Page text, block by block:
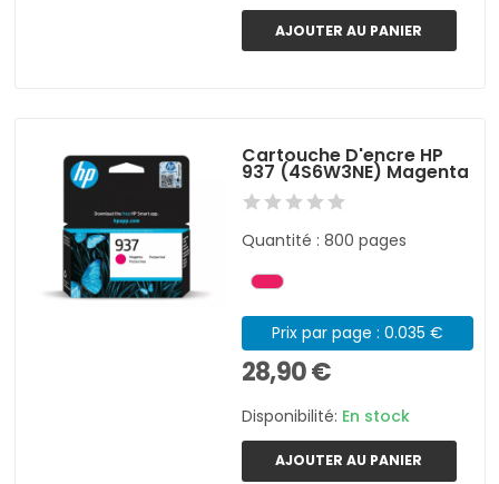
AJOUTER AU PANIER
Cartouche D'encre HP
937 (4S6W3NE) Magenta
Quantité : 800 pages
Prix par page : 0.035 €
28,90 €
Disponibilité: En stock
AJOUTER AU PANIER